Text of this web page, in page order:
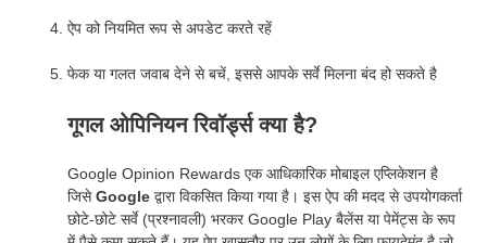
ऐप को नियमित रूप से अपडेट करते रहें
फेक या गलत जवाब देने से बचें, इससे आपके सर्वे मिलना बंद हो सकते है
गूगल ओपिनियन रिवॉर्ड्स क्या है?
Google Opinion Rewards एक आधिकारिक मोबाइल एप्लिकेशन है
जिसेGoogle द्वारा विकसित किया गया है। इस ऐप की मदद से उपयोगकर्ता
छोटे-छोटे सर्वे (प्रश्नावली) भरकर Google Play बैलेंस या पेमेंट्स के रूप